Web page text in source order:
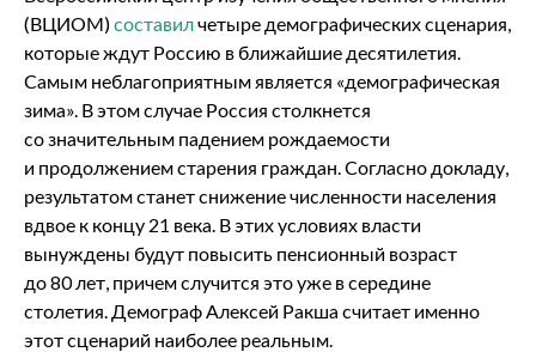
(ВЦИОМ)составилчетыре демографических сценария,
которые ждут Россию в ближайшие десятилетия.
Самым неблагоприятным является «демографическая
зима». В этом случае Россия столкнется
со значительным падением рождаемости
и продолжением старения граждан. Согласно докладу,
результатом станет снижение численности населения
вдвое к концу 21 века. В этих условиях власти
вынуждены будут повысить пенсионный возраст
до 80 лет, причем случится это уже в середине
столетия. Демограф Алексей Ракша считает именно
этот сценарий наиболее реальным.